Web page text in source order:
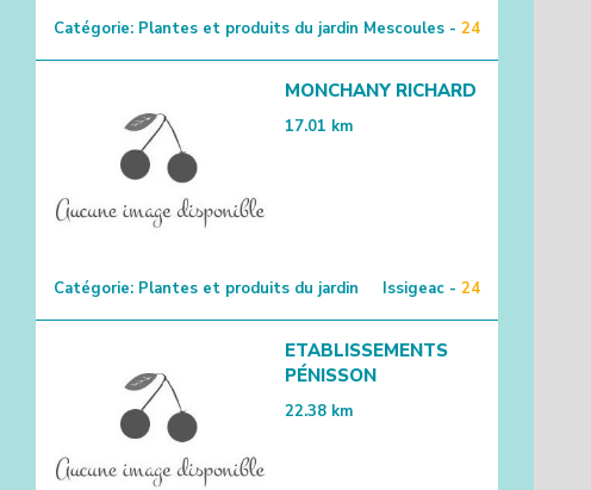
Catégorie: Plantes et produits du jardin Mescoules - 24
MONCHANY RICHARD
17.01 km
Catégorie: Plantes et produits du jardin Issigeac - 24
ETABLISSEMENTS
PÉNISSON
22.38 km